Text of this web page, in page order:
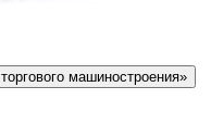
машиностроения»